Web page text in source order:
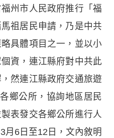
州市人民政府推行「福
祖居民申請，乃是中共
具體項目之一，並以小
資，連江縣府對中共此
然連江縣政府交通旅遊
鄉公所，協詢地區居民
表發交各鄉公所進行人
月6日至12日，文內敘明